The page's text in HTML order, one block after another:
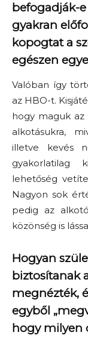
befogadják-
gyakran
kopogtat a
egészen
Valóban így
az HBO-t.
hogy maguk
alkotásukra,
illetve kevés
gyakorlatilag
lehetőség
Nagyon sok
pedig az
közönség is
Hogyan
biztosítanak
megnézték,
egyből „
hogy milyen